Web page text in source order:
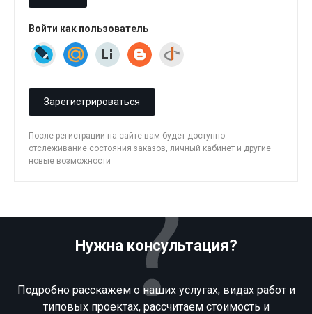
Войти как пользователь
Зарегистрироваться
После регистрации на сайте вам будет доступно
отслеживание состояния заказов, личный кабинет и другие
новые возможности
Нужна консультация?
Подробно расскажем о наших услугах, видах работ и
типовых проектах, рассчитаем стоимость и